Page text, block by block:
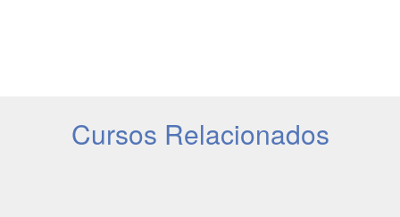
Cursos Relacionados